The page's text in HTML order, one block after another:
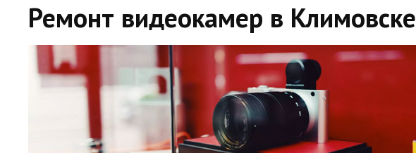
Ремонт видеокамер в Климовске